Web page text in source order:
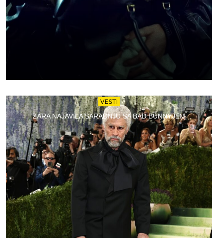
VESTI
ZARA NAJAVILA SARADNJU SA BAD BUNNYJEM